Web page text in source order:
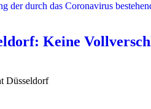
der durch das Coronavirus
Keine
Düsseldorf